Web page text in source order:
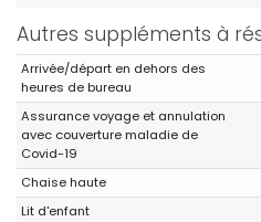
Autres suppléments à
Arrivée/départ en dehors des
heures de bureau
Assurance voyage et annulation
avec couverture maladie de
Covid-19
Chaise haute
Lit d'enfant